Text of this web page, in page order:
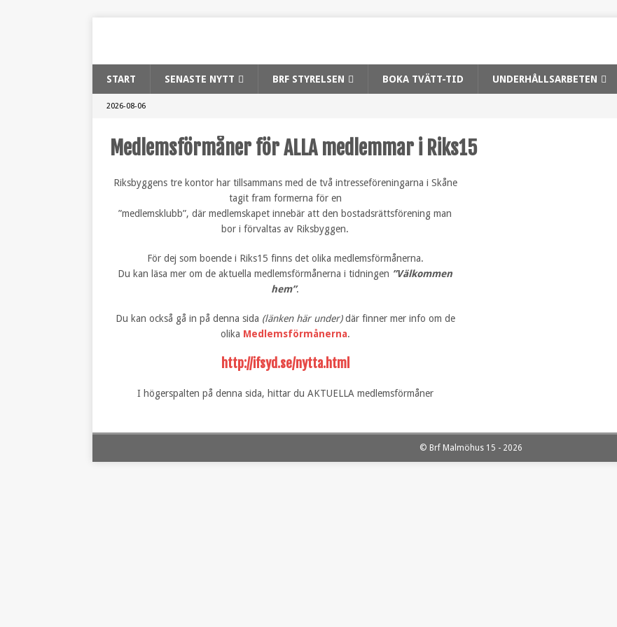
START SENASTE NYTT BRF STYRELSEN BOKA TVÄTT-TID UNDERHÅLLSARBETEN
2026-08-06
Medlemsförmåner för ALLA medlemmar i Riks15
Riksbyggens tre kontor har tillsammans med de två intresseföreningarna i Skåne
tagit fram formerna för en
”medlemsklubb”, där medlemskapet innebär att den bostadsrättsförening man
bor i förvaltas av Riksbyggen.
För dej som boende i Riks15 finns det olika medlemsförmånerna.
Du kan läsa mer om de aktuella medlemsförmånerna i tidningen ”Välkommen
hem”.
Du kan också gå in på denna sida (länken här under)där finner mer info om de
olika Medlemsförmånerna.
http://ifsyd.se/nytta.html
I högerspalten på denna sida, hittar du AKTUELLA medlemsförmåner
© Brf Malmöhus 15 - 2026